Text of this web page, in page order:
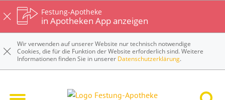
Festung-Apotheke
in Apotheken App anzeigen
Wir verwenden auf unserer Website nur technisch notwendige
Cookies, die für die Funktion der Website erforderlich sind. Weitere
Informationen finden Sie in unserer Datenschutzerklärung.
IGeL-Laborchecks von A-Z